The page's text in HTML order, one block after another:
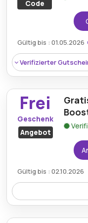
Berechtigung:
Art des
Kumulierbar:
Bedingungen:
in den
Code
Gültig bis : 01.05.2026
Verifizierter
Rabatt:Sie
Street Booster-
Frei
Geschenk
Angebot
Gültig bis : 02.10.2026